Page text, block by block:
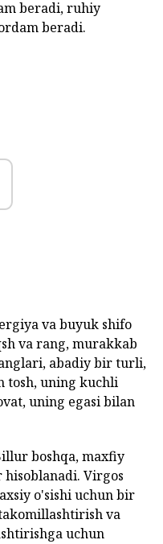
beradi, ruhiy
beradi.
va buyuk shifo
va rang, murakkab
abadiy bir turli,
tosh, uning kuchli
uning egasi bilan
boshqa, maxfiy
Virgos
o'sishi uchun bir
va
uchun